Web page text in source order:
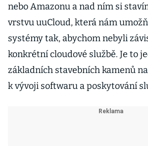
nebo Amazonu a nad ním si
vrstvu uuCloud, která nám
systémy tak, abychom nebyli
konkrétní cloudové službě. Je to
základních stavebních kamenů
k vývoji softwaru a poskytování